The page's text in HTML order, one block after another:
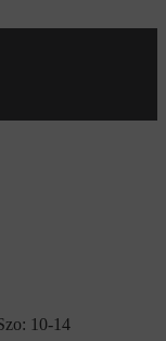
10-14